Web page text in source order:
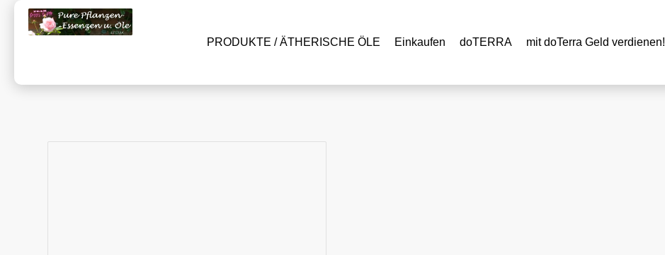
PRODUKTE / ÄTHERISCHE ÖLE Einkaufen doTERRA mit doTerra Geld verdienen!